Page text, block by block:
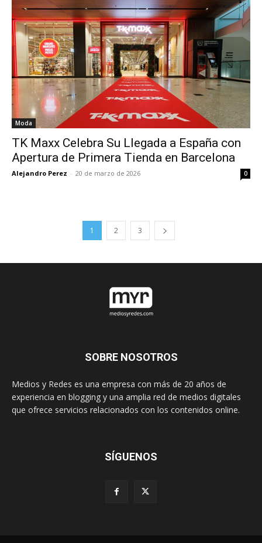
Moda
TK Maxx Celebra Su Llegada a España con
Apertura de Primera Tienda en Barcelona
Alejandro Perez - 20 de marzo de 2026 0
1 2 3
SOBRE NOSOTROS
Medios y Redes es una empresa con más de 20 años de
experiencia en blogging y una amplia red de medios digitales
que ofrece servicios relacionados con los contenidos online.
SÍGUENOS